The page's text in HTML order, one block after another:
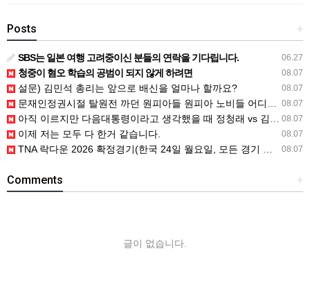
+
Posts
06.27
SBS는 일본 여행 고려중이신 분들의 연락을 기다립니다.
08.07
청중이 혐오 학습의 공범이 되지 않게 하려면
08.07
설문) 김민석 총리는 앞으로 배신을 얼마나 할까요?
08.07
문재인정권시절 탈원전 까던 원피아들 원피아 노비들 어디감?
08.07
아직 이르지만 다음대통령이라고 생각했을 때 정청래 vs 김민석
08.07
이제 저는 모두 다 한거 같습니다.
08.07
TNA 락다운 2026 확정경기(한국 24일 월요일, 모든 경기 철창 매
+
Comments
글이 없습니다.